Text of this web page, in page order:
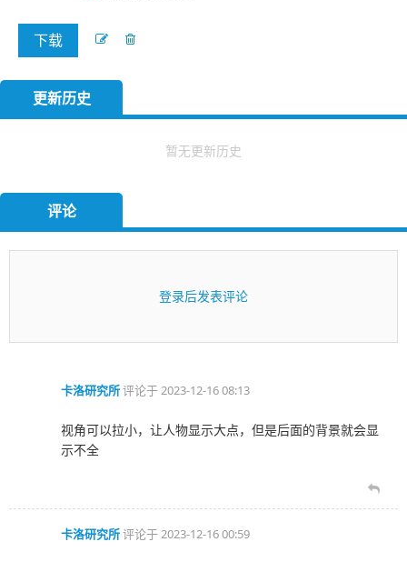
下载
更新历史
暂无更新历史
评论
登录后发表评论
卡洛研究所评论于2023-12-16 08:13
视角可以拉小，让人物显示大点，但是后面的背景就会显
示不全
卡洛研究所评论于2023-12-16 00:59